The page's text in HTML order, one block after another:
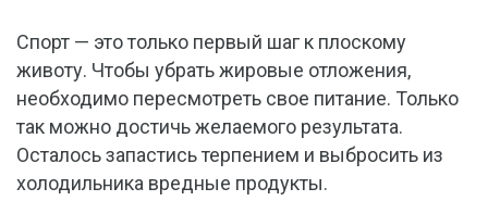
Спорт — это только первый шаг к плоскому
животу. Чтобы убрать жировые отложения,
необходимо пересмотреть свое питание. Только
так можно достичь желаемого результата.
Осталось запастись терпением и выбросить из
холодильника вредные продукты.